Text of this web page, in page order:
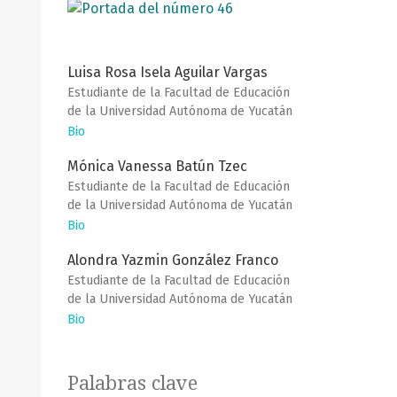
Luisa Rosa Isela Aguilar Vargas
Estudiante de la Facultad de Educación
de la Universidad Autónoma de Yucatán
Bio
Mónica Vanessa Batún Tzec
Estudiante de la Facultad de Educación
de la Universidad Autónoma de Yucatán
Bio
Alondra Yazmin González Franco
Estudiante de la Facultad de Educación
de la Universidad Autónoma de Yucatán
Bio
Palabras clave